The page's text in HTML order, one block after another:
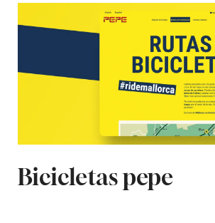
Bicicletas pepe